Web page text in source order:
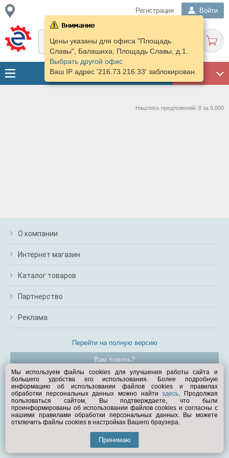
Регистрация Войти
ГАРАЖ
Цены указаны для офиса "Площадь
Славы", Балашиха, Площадь Славы, д.1.
Выбрать другой офис
Ваш IP адрес '216.73.216.33' заблокирован.
Нашлось предложений: 0 за 0.000
О компании
Интернет магазин
Каталог товаров
Партнерство
Реклама
Перейти на полную версию
Вам помочь?
© Exist.ru 1998—2026
Мы используем файлы cookies для улучшения работы сайта и
большего удобства его использования. Более подробную
информацию об использовании файлов cookies и правилах
обработки персональных данных можно найтиздесь. Продолжая
пользоваться сайтом, Вы подтверждаете, что были
проинформированы об использовании файлов cookies и согласны с
нашими правилами обработки персональных данных. Вы можете
отключить файлы cookies в настройках Вашего браузера.
Принимаю